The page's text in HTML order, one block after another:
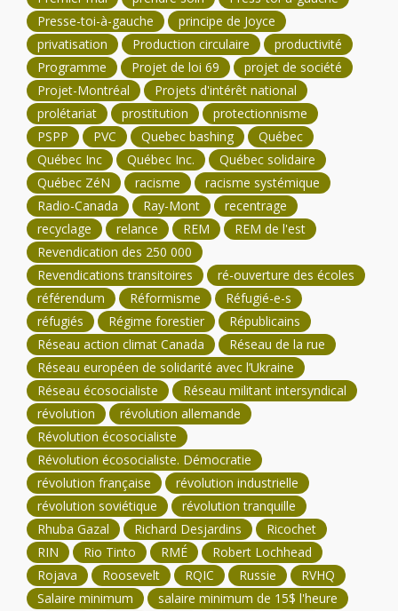
Presse-toi-à-gauche
principe de Joyce
privatisation
Production circulaire
productivité
Programme
Projet de loi 69
projet de société
Projet-Montréal
Projets d'intérêt national
prolétariat
prostitution
protectionnisme
PSPP
PVC Quebec bashing
Québec
Québec Inc
Québec Inc.
Québec solidaire
Québec ZéN
racisme
racisme systémique
Radio-Canada
Ray-Mont
recentrage
recyclage
relance REM
REM de l'est
Revendication des 250 000
Revendications transitoires
ré-ouverture des écoles
référendum
Réformisme
Réfugié-e-s
réfugiés
Régime forestier
Républicains
Réseau action climat Canada
Réseau de la rue
Réseau européen de solidarité avec l’Ukraine
Réseau écosocialiste
Réseau militant intersyndical
révolution
révolution allemande
Révolution écosocialiste
Révolution écosocialiste. Démocratie
révolution française
révolution industrielle
révolution soviétique
révolution tranquille
Rhuba Gazal
Richard Desjardins
Ricochet
RIN
Rio Tinto RMÉ
Robert Lochhead
Rojava
Roosevelt RQIC Russie
RVHQ
Salaire minimum
salaire minimum de 15$ l'heure